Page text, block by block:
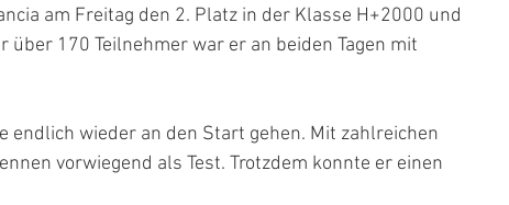
am Freitag den 2. Platz in der Klasse H+2000 und
über 170 Teilnehmer war er an beiden Tagen mit
endlich wieder an den Start gehen. Mit zahlreichen
vorwiegend als Test. Trotzdem konnte er einen